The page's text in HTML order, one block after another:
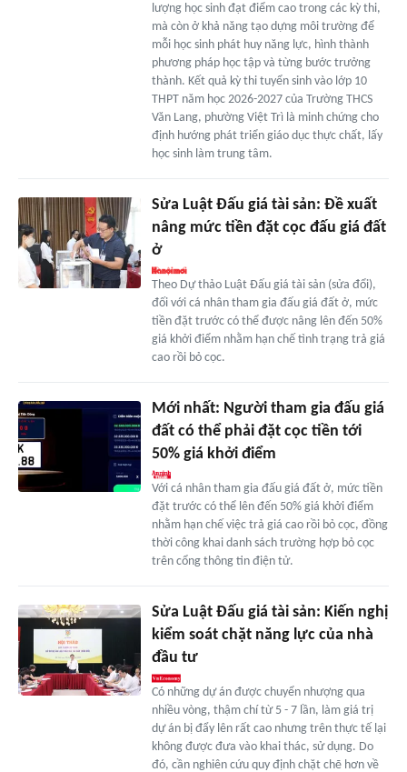
lượng học sinh đạt điểm cao trong các kỳ thi,
mà còn ở khả năng tạo dựng môi trường để
mỗi học sinh phát huy năng lực, hình thành
phương pháp học tập và từng bước trưởng
thành. Kết quả kỳ thi tuyển sinh vào lớp 10
THPT năm học 2026-2027 của Trường THCS
Văn Lang, phường Việt Trì là minh chứng cho
định hướng phát triển giáo dục thực chất, lấy
học sinh làm trung tâm.
Sửa Luật Đấu giá tài sản: Đề xuất
nâng mức tiền đặt cọc đấu giá đất
ở
Theo Dự thảo Luật Đấu giá tài sản (sửa đổi),
đối với cá nhân tham gia đấu giá đất ở, mức
tiền đặt trước có thể được nâng lên đến 50%
giá khởi điểm nhằm hạn chế tình trạng trả giá
cao rồi bỏ cọc.
Mới nhất: Người tham gia đấu giá
đất có thể phải đặt cọc tiền tới
50% giá khởi điểm
Với cá nhân tham gia đấu giá đất ở, mức tiền
đặt trước có thể lên đến 50% giá khởi điểm
nhằm hạn chế việc trả giá cao rồi bỏ cọc, đồng
thời công khai danh sách trường hợp bỏ cọc
trên cổng thông tin điện tử.
Sửa Luật Đấu giá tài sản: Kiến nghị
kiểm soát chặt năng lực của nhà
đầu tư
Có những dự án được chuyển nhượng qua
nhiều vòng, thậm chí từ 5 - 7 lần, làm giá trị
dự án bị đẩy lên rất cao nhưng trên thực tế lại
không được đưa vào khai thác, sử dụng. Do
đó, cần nghiên cứu quy định chặt chẽ hơn về